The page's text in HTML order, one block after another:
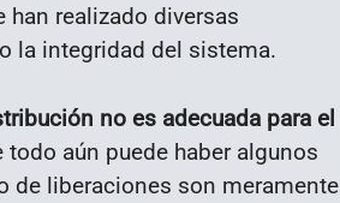
han realizado diversas
la integridad del sistema.
no es adecuada para el
aún puede haber algunos
de liberaciones son meramente